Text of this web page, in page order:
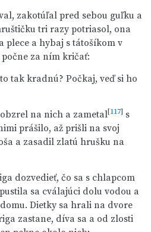
zakotúľal pred sebou guľku a
tri razy potriasol, ona
plece a hybaj s tátošíkom v
za ním kričať:
tak kradnú? Počkaj, veď si ho
na nich a zametal[117] s
prášilo, až prišli na svoj
a zasadil zlatú hrušku na
dozvedieť, čo sa s chlapcom
sa cválajúci dolu vodou a
Dietky sa hrali na dvore
zastane, díva sa a od zlosti